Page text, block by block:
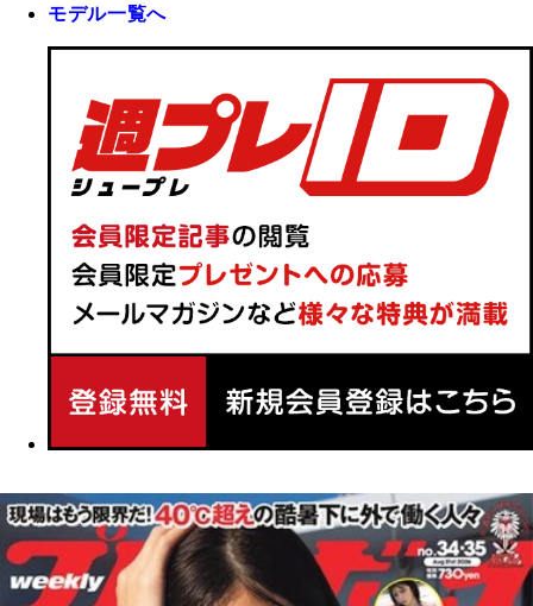
モデル一覧へ